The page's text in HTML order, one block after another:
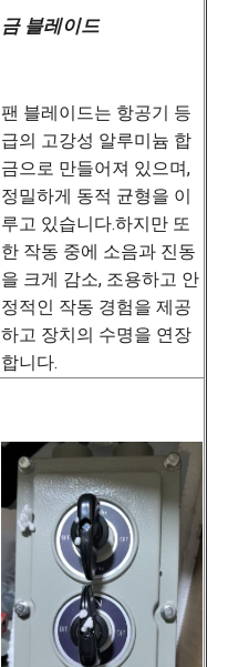
금 블레이드
팬 블레이드는 항공기 등
급의 고강성 알루미늄 합
금으로 만들어져 있으며,
정밀하게 동적 균형을 이
루고 있습니다.하지만 또
한 작동 중에 소음과 진동
을 크게 감소, 조용하고 안
정적인 작동 경험을 제공
하고 장치의 수명을 연장
합니다.